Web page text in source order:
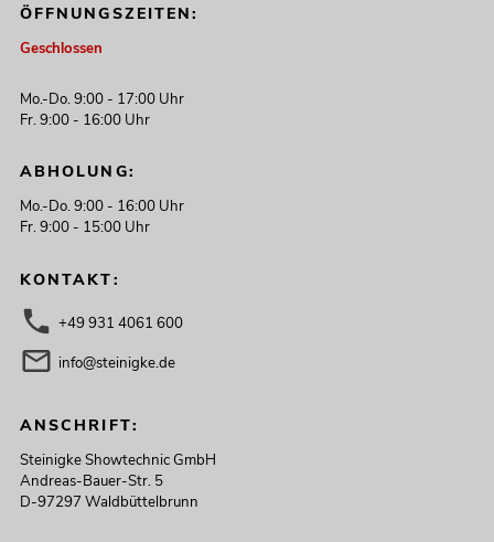
ÖFFNUNGSZEITEN:
Geschlossen
Mo.-Do. 9:00 - 17:00 Uhr
Fr. 9:00 - 16:00 Uhr
ABHOLUNG:
Mo.-Do. 9:00 - 16:00 Uhr
Fr. 9:00 - 15:00 Uhr
KONTAKT:
+49 931 4061 600
info@steinigke.de
ANSCHRIFT:
Steinigke Showtechnic GmbH
Andreas-Bauer-Str. 5
D-97297 Waldbüttelbrunn